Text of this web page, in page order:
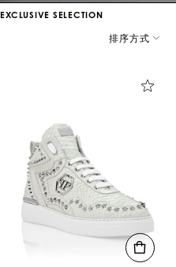
EXCLUSIVE SELECTION
排序方式